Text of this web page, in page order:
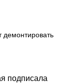
демонтировать
подписала